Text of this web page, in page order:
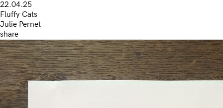
22.04.25
Fluffy Cats
Julie Pernet
share